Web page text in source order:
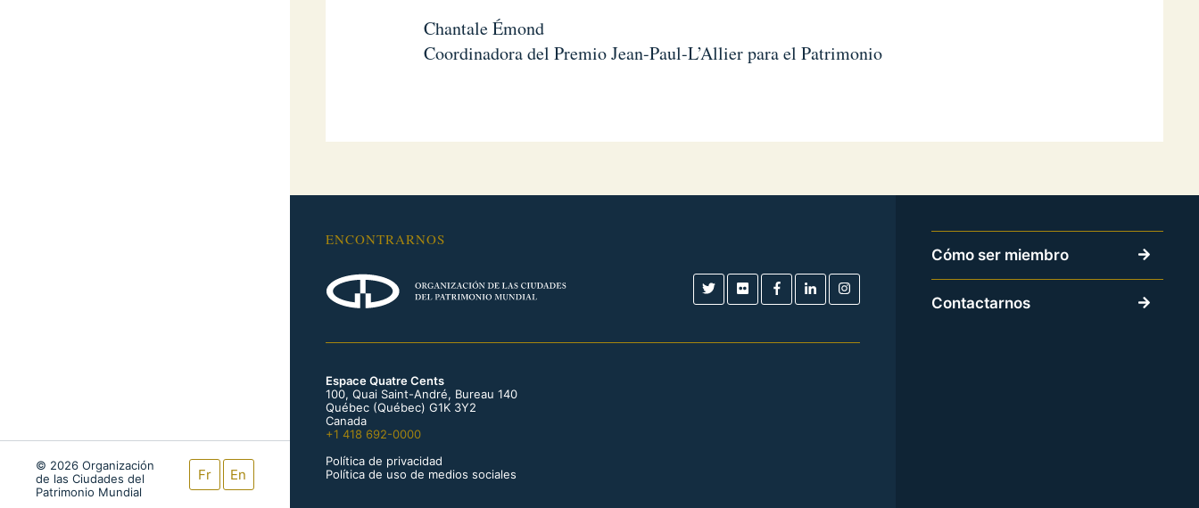
© 2026 Organización
de las Ciudades del
Patrimonio Mundial
Fr En
Chantale Émond
Coordinadora del Premio Jean-Paul-L’Allier para el Patrimonio
ENCONTRARNOS
Espace Quatre Cents
100, Quai Saint-André, Bureau 140
Québec (Québec) G1K 3Y2
Canada
+1 418 692-0000
Política de privacidad
Política de uso de medios sociales
Cómo ser miembro
Contactarnos